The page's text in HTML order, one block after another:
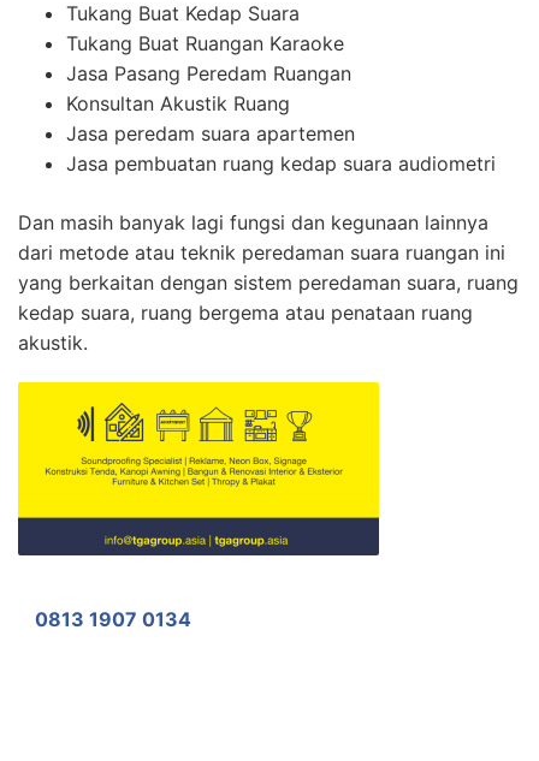
Tukang Buat Kedap Suara
Tukang Buat Ruangan Karaoke
Jasa Pasang Peredam Ruangan
Konsultan Akustik Ruang
Jasa peredam suara apartemen
Jasa pembuatan ruang kedap suara audiometri
Dan masih banyak lagi fungsi dan kegunaan lainnya
dari metode atau teknik peredaman suara ruangan ini
yang berkaitan dengan sistem peredaman suara, ruang
kedap suara, ruang bergema atau penataan ruang
akustik.
0813 1907 0134